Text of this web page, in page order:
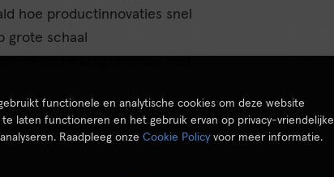
gebruikt functionele en analytische cookies om deze website
te laten functioneren en het gebruik ervan op privacy-vriendelijke
Raadpleeg onze Cookie Policy voor meer informatie.
hoe productinnovaties snel
grote schaal
verbeterprogramma’s met
Telecom: